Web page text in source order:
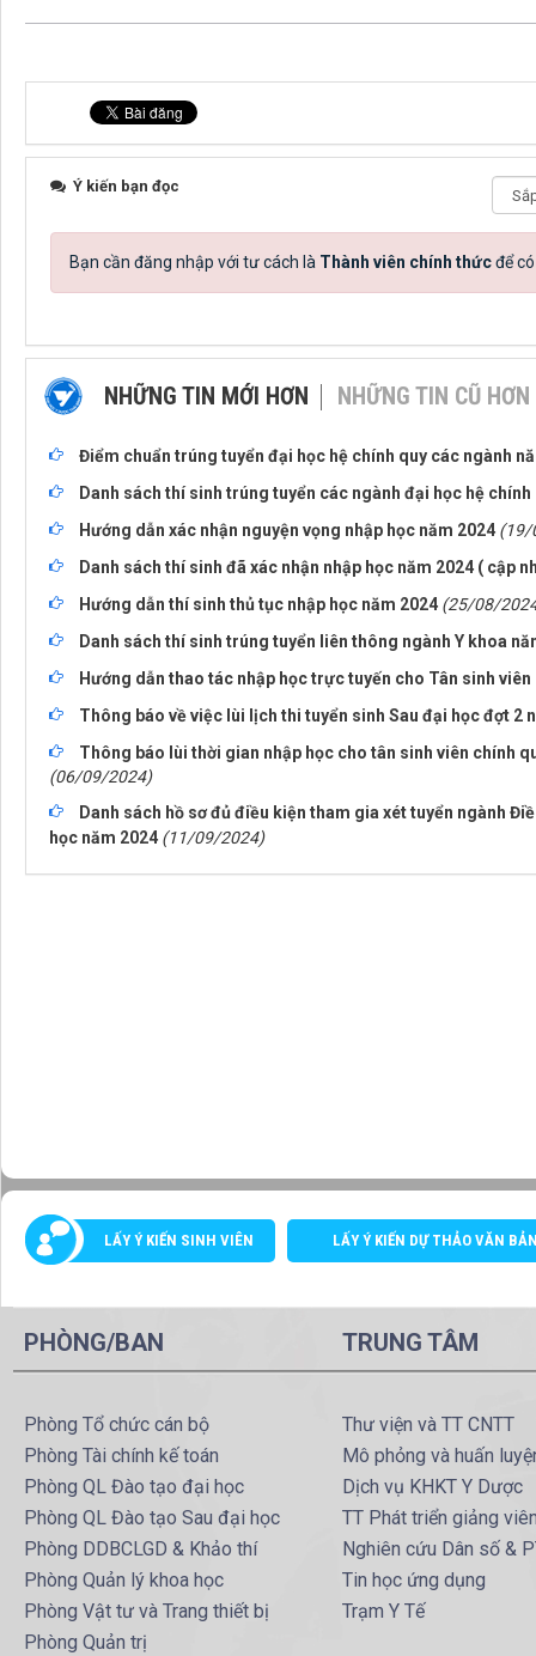
Ý kiến bạn đọc
Bạn cần đăng nhập với tư cách là Thành viên chính thứcđể
NHỮNG TIN MỚI HƠN NHỮNG TIN CŨ HƠN
Điểm chuẩn trúng tuyển đại học hệ chính quy các ngành
Danh sách thí sinh trúng tuyển các ngành đại học hệ chính
Hướng dẫn xác nhận nguyện vọng nhập học năm 2024 (19/
Danh sách thí sinh đã xác nhận nhập học năm 2024 ( cập
Hướng dẫn thí sinh thủ tục nhập học năm 2024 (25/08/
Danh sách thí sinh trúng tuyển liên thông ngành Y khoa
Hướng dẫn thao tác nhập học trực tuyến cho Tân sinh viên
Thông báo về việc lùi lịch thi tuyển sinh Sau đại học đợt 2
Thông báo lùi thời gian nhập học cho tân sinh viên chính
(06/09/2024)
Danh sách hồ sơ đủ điều kiện tham gia xét tuyển ngành
học năm 2024 (11/09/2024)
LẤY Ý KIẾN SINH VIÊN LẤY Ý KIẾN DỰ THẢO VĂN
PHÒNG/BAN
Phòng Tổ chức cán bộ
Phòng Tài chính kế toán
Phòng QL Đào tạo đại học
Phòng QL Đào tạo Sau đại học
Phòng DDBCLGD & Khảo thí
Phòng Quản lý khoa học
Phòng Vật tư và Trang thiết bị
Phòng Quản trị
TRUNG TÂM
Thư viện và TT CNTT
Mô phỏng và huấn
Dịch vụ KHKT Y Dược
TT Phát triển giảng
Nghiên cứu Dân số &
Tin học ứng dụng
Trạm Y Tế